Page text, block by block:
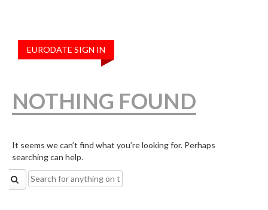
EURODATE SIGN IN
NOTHING FOUND
It seems we can’t find what you’re looking for. Perhaps
searching can help.
Search
for: